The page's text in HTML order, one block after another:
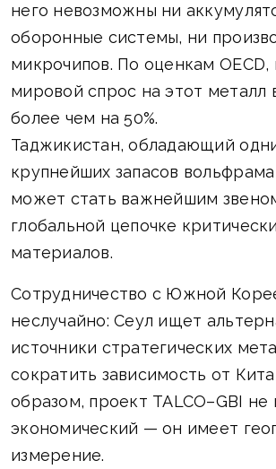
него невозможны ни
оборонные системы, ни
микрочипов. По оценкам OECD,
мировой спрос на этот металл
более чем на 50%.
Таджикистан, обладающий
крупнейших запасов
может стать важнейшим
глобальной цепочке
материалов.
Сотрудничество с Южной
неслучайно: Сеул ищет
источники стратегических
сократить зависимость от
образом, проект TALCO–GBI не
экономический — он имеет
измерение.